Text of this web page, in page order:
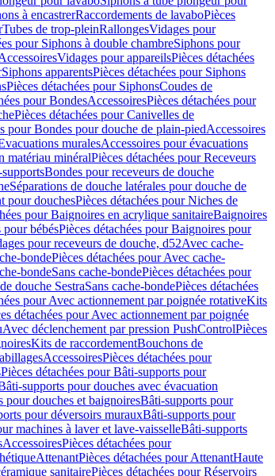
à encastrerRaccordements de lavaboPièces
Tubes de trop-pleinRallongesVidages pour
pour Siphons à double chambreSiphons pour
Vidages pour appareilsPièces détachées
Siphons apparentsPièces détachées pour Siphons
Pièces détachées pour SiphonsCoudes de
pour BondesAccessoiresPièces détachées pour
Pièces détachées pour Canivelles de
pour Bondes pour douche de plain-piedAccessoires
muralesAccessoires pour évacuations
matériau minéralPièces détachées pour Receveurs
Bondes pour receveurs de douche
Séparations de douche latérales pour douche de
pour douchesPièces détachées pour Niches de
pour Baignoires en acrylique sanitaireBaignoires
bébésPièces détachées pour Baignoires pour
pour receveurs de douche, d52Avec cache-
bondePièces détachées pour Avec cache-
bondeSans cache-bondePièces détachées pour
douche SestraSans cache-bondePièces détachées
pour Avec actionnement par poignée rotativeKits
détachées pour Avec actionnement par poignée
Avec déclenchement par pression PushControlPièces
Kits de raccordementBouchons de
AccessoiresPièces détachées pour
Pièces détachées pour Bâti-supports pour
supports pour douches avec évacuation
pour douches et baignoiresBâti-supports pour
pour déversoirs murauxBâti-supports pour
machines à laver et lave-vaisselleBâti-supports
AccessoiresPièces détachées pour
AttenantPièces détachées pour AttenantHaute
sanitairePièces détachées pour Réservoirs